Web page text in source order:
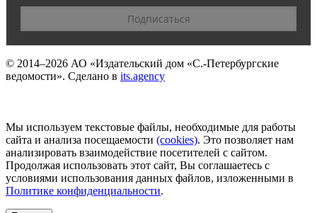
© 2014–2026 АО «Издательский дом «С.-Петербургские
ведомости». Сделано в its.agency
Мы используем текстовые файлы, необходимые для работы
сайта и анализа посещаемости (сookies). Это позволяет нам
анализировать взаимодействие посетителей с сайтом.
Продолжая использовать этот сайт, Вы соглашаетесь с
условиями использования данных файлов, изложенными в
Политике конфиденциальности.